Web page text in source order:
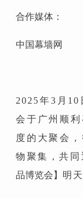
合作媒体：
中国幕墙网
2025年3月
会于广州顺
度的大聚会
物聚集，共同
品博览会】 明